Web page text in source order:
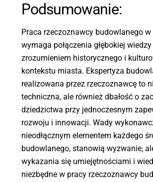
Podsumowanie:
Praca rzeczoznawcy budowlanego w
wymaga połączenia głębokiej
zrozumieniem historycznego i
kontekstu miasta. Ekspertyza
realizowana przez rzeczoznawcę to
techniczna, ale również dbałość o
dziedzictwa przy jednoczesnym
rozwoju i innowacji. Wady
nieodłącznym elementem każdego
budowlanego, stanowią wyzwanie,
wykazania się umiejętnościami i
niezbędne w pracy rzeczoznawcy